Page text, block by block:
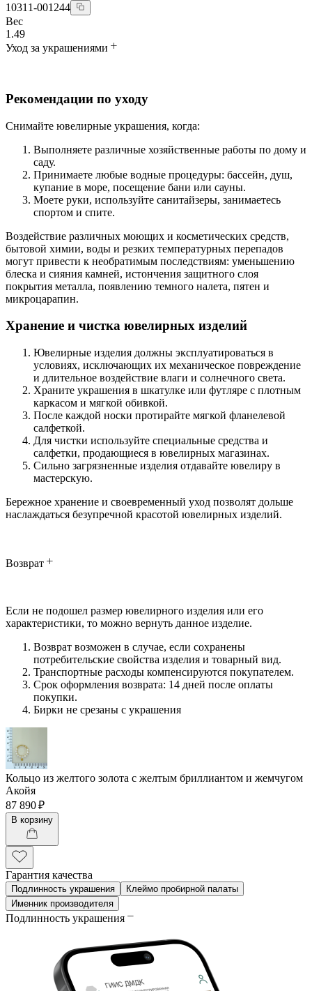
10311-001244
Вес
1.49
Уход за украшениями
Рекомендации по уходу
Снимайте ювелирные украшения, когда:
Выполняете различные хозяйственные работы по дому и
саду.
Принимаете любые водные процедуры: бассейн, душ,
купание в море, посещение бани или сауны.
Моете руки, используйте санитайзеры, занимаетесь
спортом и спите.
Воздействие различных моющих и косметических средств,
бытовой химии, воды и резких температурных перепадов
могут привести к необратимым последствиям: уменьшению
блеска и сияния камней, истончения защитного слоя
покрытия металла, появлению темного налета, пятен и
микроцарапин.
Хранение и чистка ювелирных изделий
Ювелирные изделия должны эксплуатироваться в
условиях, исключающих их механическое повреждение
и длительное воздействие влаги и солнечного света.
Храните украшения в шкатулке или футляре с плотным
каркасом и мягкой обивкой.
После каждой носки протирайте мягкой фланелевой
салфеткой.
Для чистки используйте специальные средства и
салфетки, продающиеся в ювелирных магазинах.
Сильно загрязненные изделия отдавайте ювелиру в
мастерскую.
Бережное хранение и своевременный уход позволят дольше
наслаждаться безупречной красотой ювелирных изделий.
Возврат
Если не подошел размер ювелирного изделия или его
характеристики, то можно вернуть данное изделие.
Возврат возможен в случае, если сохранены
потребительские свойства изделия и товарный вид.
Транспортные расходы компенсируются покупателем.
Срок оформления возврата: 14 дней после оплаты
покупки.
Бирки не срезаны с украшения
Кольцо из желтого золота с желтым бриллиантом и жемчугом
Акойя
87 890 ₽
В корзину
Гарантия качества
Подлинность украшения
Клеймо пробирной палаты
Именник производителя
Подлинность украшения